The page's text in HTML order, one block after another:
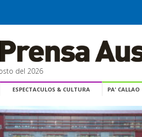
del 2026
ESPECTACULOS & CULTURA PA' CALLAO